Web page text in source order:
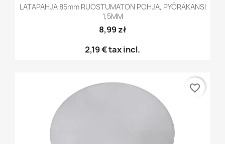
LATAPAHJA 85mm RUOSTUMATON POHJA, PYÖRÄKANSI
1,5MM
8,99 zł
2,19 €tax incl.
favorite_border